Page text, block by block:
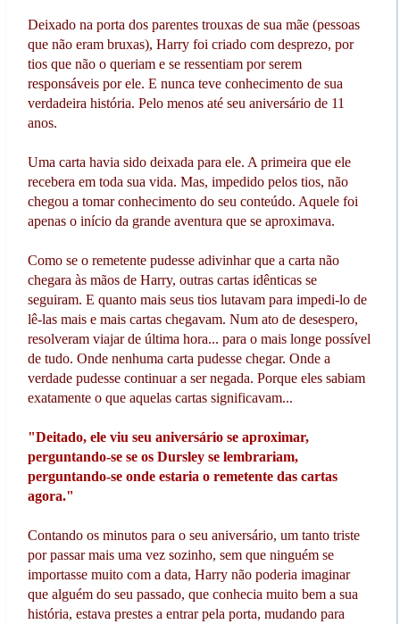
Deixado na porta dos parentes trouxas de sua mãe (pessoas
que não eram bruxas), Harry foi criado com desprezo, por
tios que não o queriam e se ressentiam por serem
responsáveis por ele. E nunca teve conhecimento de sua
verdadeira história. Pelo menos até seu aniversário de 11
anos.
Uma carta havia sido deixada para ele. A primeira que ele
recebera em toda sua vida. Mas, impedido pelos tios, não
chegou a tomar conhecimento do seu conteúdo. Aquele foi
apenas o início da grande aventura que se aproximava.
Como se o remetente pudesse adivinhar que a carta não
chegara às mãos de Harry, outras cartas idênticas se
seguiram. E quanto mais seus tios lutavam para impedi-lo de
lê-las mais e mais cartas chegavam. Num ato de desespero,
resolveram viajar de última hora... para o mais longe possível
de tudo. Onde nenhuma carta pudesse chegar. Onde a
verdade pudesse continuar a ser negada. Porque eles sabiam
exatamente o que aquelas cartas significavam...
"Deitado, ele viu seu aniversário se aproximar,
perguntando-se se os Dursley se lembrariam,
perguntando-se onde estaria o remetente das cartas
agora."
Contando os minutos para o seu aniversário, um tanto triste
por passar mais uma vez sozinho, sem que ninguém se
importasse muito com a data, Harry não poderia imaginar
que alguém do seu passado, que conhecia muito bem a sua
história, estava prestes a entrar pela porta, mudando para